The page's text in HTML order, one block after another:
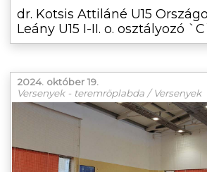
dr. Kotsis Attiláné U15
Leány U15 I-II. o. osztályozó
2024. október 19.
Versenyek - teremröplabda / Versenyek